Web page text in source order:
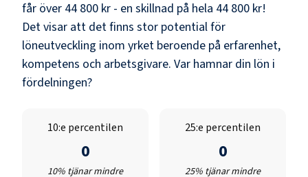
får över 44 800 kr - en skillnad på hela 44 800 kr!
Det visar att det finns stor potential för
löneutveckling inom yrket beroende på erfarenhet,
kompetens och arbetsgivare. Var hamnar din lön i
fördelningen?
10:e percentilen
0
10% tjänar mindre
25:e percentilen
0
25% tjänar mindre